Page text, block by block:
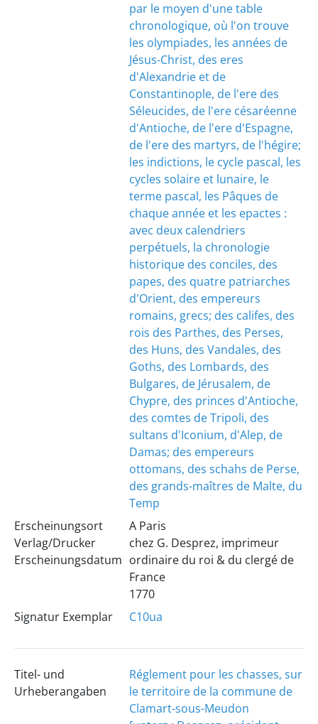
par le moyen d'une table
chronologique, où l'on trouve
les olympiades, les années de
Jésus-Christ, des eres
d'Alexandrie et de
Constantinople, de l'ere des
Séleucides, de l'ere césaréenne
d'Antioche, de l'ere d'Espagne,
de l'ere des martyrs, de l'hégire;
les indictions, le cycle pascal, les
cycles solaire et lunaire, le
terme pascal, les Pâques de
chaque année et les epactes :
avec deux calendriers
perpétuels, la chronologie
historique des conciles, des
papes, des quatre patriarches
d'Orient, des empereurs
romains, grecs; des califes, des
rois des Parthes, des Perses,
des Huns, des Vandales, des
Goths, des Lombards, des
Bulgares, de Jérusalem, de
Chypre, des princes d'Antioche,
des comtes de Tripoli, des
sultans d'Iconium, d'Alep, de
Damas; des empereurs
ottomans, des schahs de Perse,
des grands-maîtres de Malte, du
Temp
Erscheinungsort
Verlag/Drucker
Erscheinungsdatum
A Paris
chez G. Desprez, imprimeur
ordinaire du roi & du clergé de
France
1770
Signatur Exemplar
C10ua
Titel- und
Urheberangaben
Réglement pour les chasses, sur
le territoire de la commune de
Clamart-sous-Meudon